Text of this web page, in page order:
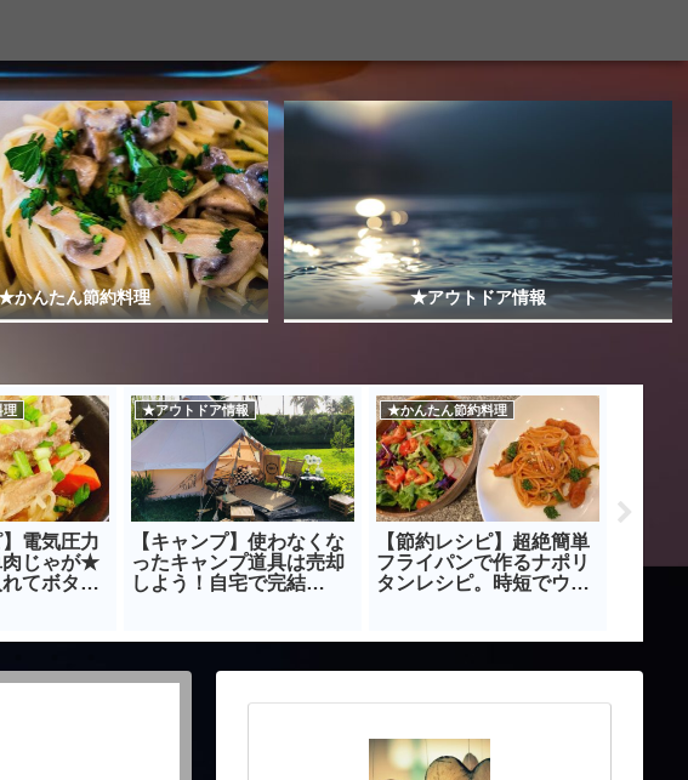
かんたん節約料理 ★アウトドア情報
理
】電気圧力
肉じゃが★
てボタ
★アウトドア情報
【キャンプ】使わなくな
ったキャンプ道具は売却
しよう！自宅で完結
★かんたん節約料理
【節約レシピ】超絶簡単
フライパンで作るナポリ
タンレシピ。時短でウマ
ル｜